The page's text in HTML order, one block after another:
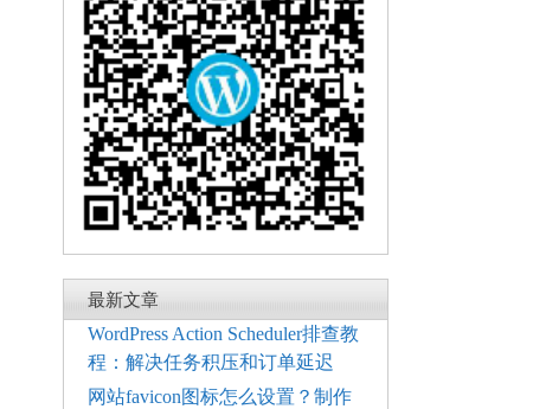
最新文章
WordPress Action Scheduler排查教
程：解决任务积压和订单延迟
网站favicon图标怎么设置？制作